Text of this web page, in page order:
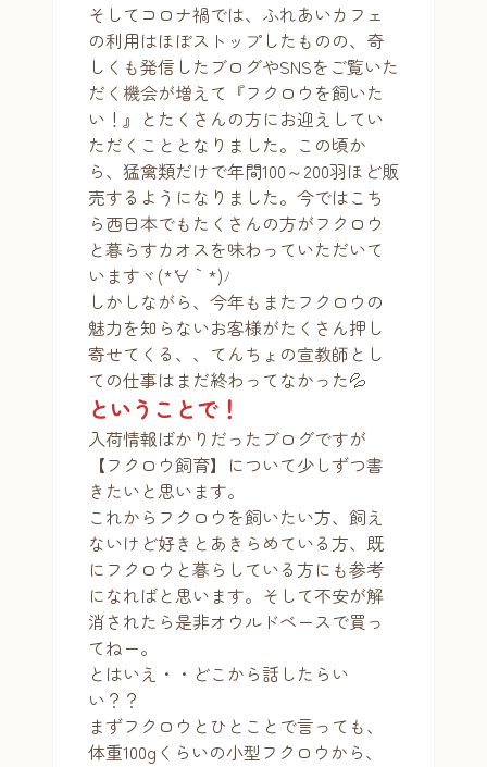
そしてコロナ禍では、ふれあいカフェ
の利用はほぼストップしたものの、奇
しくも発信したブログやSNSをご覧いた
だく機会が増えて『フクロウを飼いた
い！』とたくさんの方にお迎えしてい
ただくこととなりました。この頃か
ら、猛禽類だけで年間100～200羽ほど販
売するようになりました。今ではこち
ら西日本でもたくさんの方がフクロウ
と暮らすカオスを味わっていただいて
いますヾ(*´∀｀*)ﾉ
しかしながら、今年もまたフクロウの
魅力を知らないお客様がたくさん押し
寄せてくる、、てんちょの宣教師とし
ての仕事はまだ終わってなかった💦
ということで！
入荷情報ばかりだったブログですが
【フクロウ飼育】について少しずつ書
きたいと思います。
これからフクロウを飼いたい方、飼え
ないけど好きとあきらめている方、既
にフクロウと暮らしている方にも参考
になればと思います。そして不安が解
消されたら是非オウルドベースで買っ
てねー。
とはいえ・・どこから話したらい
い？？
まずフクロウとひとことで言っても、
体重100gくらいの小型フクロウから、